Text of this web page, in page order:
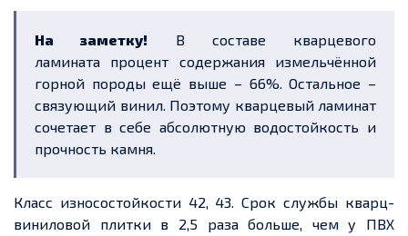
На заметку! В составе кварцевого
ламината процент содержания измельчённой
горной породы ещё выше – 66%. Остальное –
связующий винил. Поэтому кварцевый ламинат
сочетает в себе абсолютную водостойкость и
прочность камня.
Класс износостойкости 42, 43. Срок службы кварц-
виниловой плитки в 2,5 раза больше, чем у ПВХ